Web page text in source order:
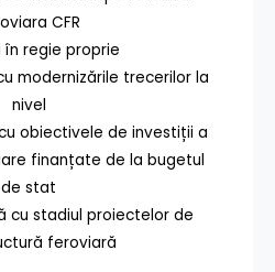
CFR
în regie proprie
modernizările trecerilor la
nivel
obiectivele de investiții a
finanțate de la bugetul
de stat
cu stadiul proiectelor de
feroviară